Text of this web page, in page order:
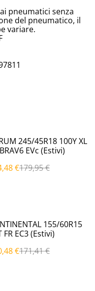
pneumatici senza
del pneumatico, il
variare.
245/45R18 100Y XL
EVc (Estivi)
€179,95 €
155/60R15
74T FR EC3 (Estivi)
€171,41 €